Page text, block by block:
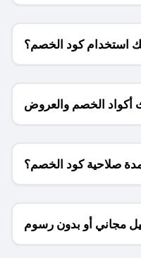
استخدام كود الخصم؟
الخصم والعروض
للمتاجر؟
صلاحية كود الخصم؟
مجاني أو بدون رسوم
الشحن ؟